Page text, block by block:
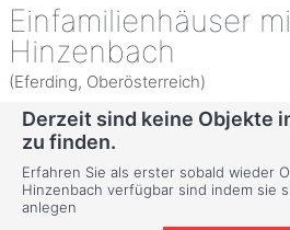
Einfamilienhäuser
Hinzenbach
(Eferding, Oberösterreich)
Derzeit sind keine Objekte
zu finden.
Erfahren Sie als erster sobald wieder
Hinzenbach verfügbar sind indem sie
anlegen